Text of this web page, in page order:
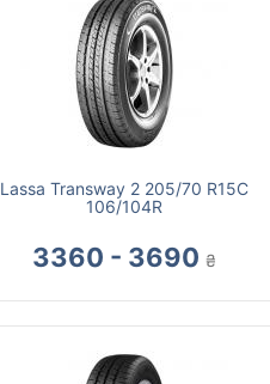
Lassa Transway 2 205/70 R15C
106/104R
3360 - 3690 ₴